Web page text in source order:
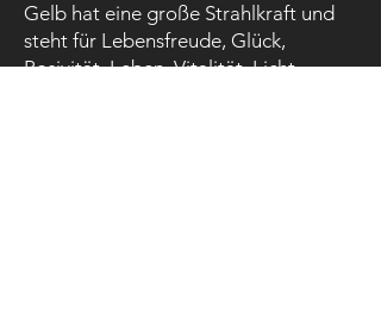
​Gelb hat eine große Strahlkraft und
steht für Lebensfreude, Glück,
Posivität, Leben, Vitalität, Licht,